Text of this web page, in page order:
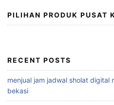
PILIHAN PRODUK PUSAT
RECENT POSTS
menjual jam jadwal sholat digital
bekasi